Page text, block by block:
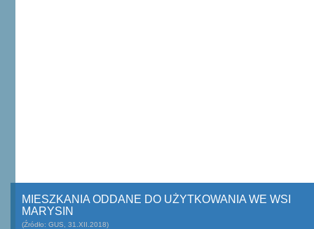
MIESZKANIA ODDANE DO UŻYTKOWANIA WE WSI
MARYSIN
(Źródło: GUS, 31.XII.2018)